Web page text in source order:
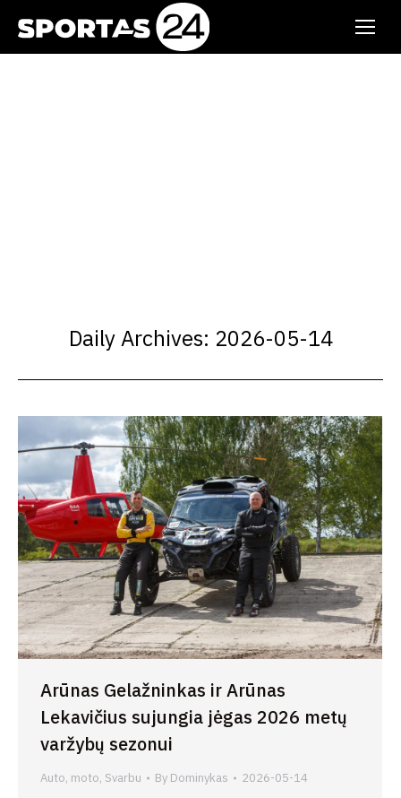
Daily Archives: 2026-05-14
Arūnas Gelažninkas ir Arūnas
Lekavičius sujungia jėgas 2026 metų
varžybų sezonui
Auto, moto, Svarbu By Dominykas 2026-05-14